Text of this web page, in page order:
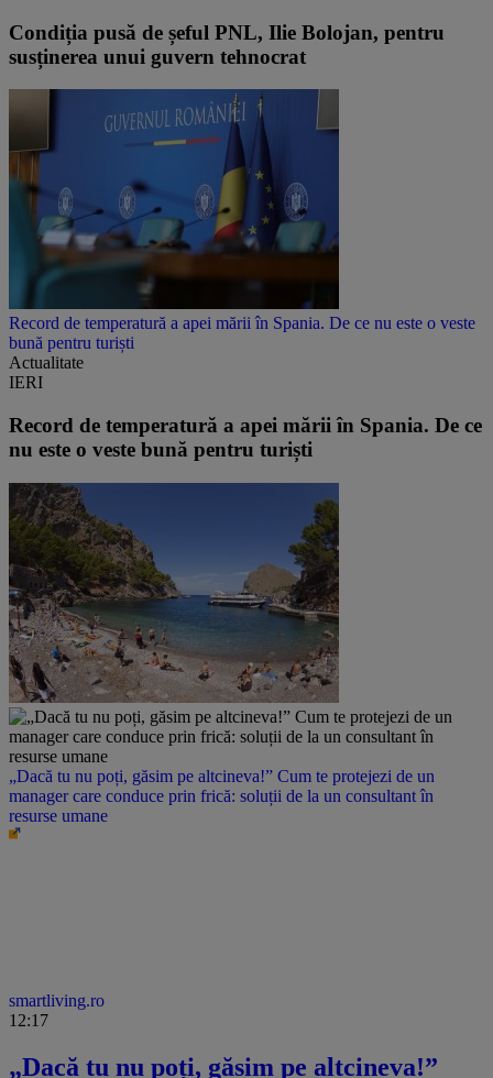
Condiția pusă de șeful PNL, Ilie Bolojan, pentru
susținerea unui guvern tehnocrat
Record de temperatură a apei mării în Spania. De ce nu este o veste
bună pentru turiști
Actualitate
IERI
Record de temperatură a apei mării în Spania. De ce
nu este o veste bună pentru turiști
„Dacă tu nu poți, găsim pe altcineva!” Cum te protejezi de un
manager care conduce prin frică: soluții de la un consultant în
resurse umane
smartliving.ro
12:17
„Dacă tu nu poți, găsim pe altcineva!”